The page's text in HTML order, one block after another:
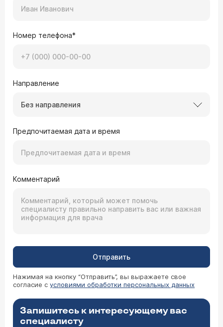
Номер телефона*
Направление
Без направления
Предпочитаемая дата и время
Комментарий
Отправить
Нажимая на кнопку “Отправить”, вы выражаете свое
согласие с условиями обработки персональных данных
Запишитесь к интересующему вас
специалисту